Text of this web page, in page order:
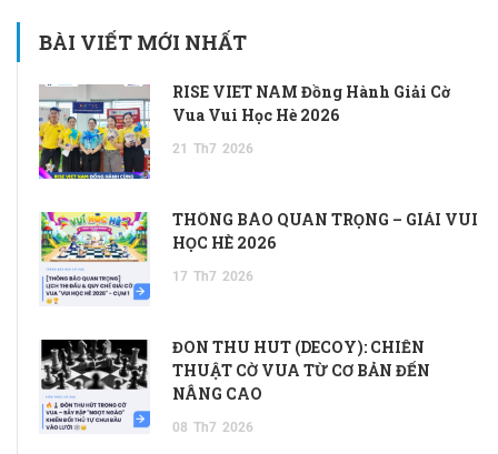
BÀI VIẾT MỚI NHẤT
RISE VIET NAM Đồng Hành Giải Cờ
Vua Vui Học Hè 2026
21 Th7 2026
THÔNG BÁO QUAN TRỌNG – GIẢI VUI
HỌC HÈ 2026
17 Th7 2026
ĐÒN THU HÚT (DECOY): CHIẾN
THUẬT CỜ VUA TỪ CƠ BẢN ĐẾN
NÂNG CAO
08 Th7 2026